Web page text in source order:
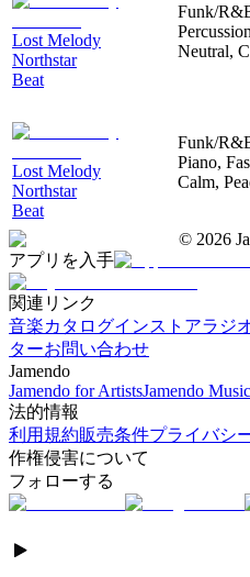
Lost Melody
Northstar
Beat
Funk/
Neutral,
Lost Melody
Northstar
Beat
Funk/
Piano,
Calm,
© 2026
アプリを入手
関連リンク
音楽カタログインストアラジ
ターお問い合わせ
Jamendo
Jamendo for ArtistsJamendo Music
法的情報
利用規約販売条件プライバシ
作権侵害について
フォローする